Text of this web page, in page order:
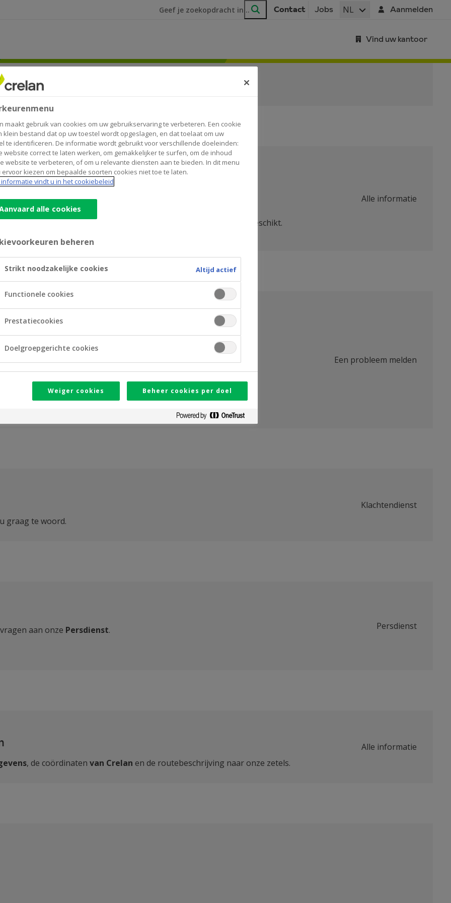
Ik ben op zoek naar
Zoeken
Contact Jobs NL Aanmelden
Vind uw kantoor
en fraude
170 170
te blokkeren indien u vreest dat iemand over uw kaartgegevens beschikt.
Alle informatie
Desk
ofCrelan Mobile?
verder op02 558 78 88
8.30 tot 16.30
en banksluitingsdagen)
Een probleem melden
graag te woord.
Klachtendienst
aan onze Persdienst. Persdienst
, de coördinaten van Crelan en de routebeschrijving naar onze zetels.
Alle informatie
maakt gebruik van cookies om uw gebruikservaring te verbeteren. Een cookie
klein bestand dat op uw toestel wordt opgeslagen, en dat toelaat om uw
te identificeren. De informatie wordt gebruikt voor verschillende doeleinden:
website correct te laten werken, om gemakkelijker te surfen, om de inhoud
website te verbeteren, of om u relevante diensten aan te bieden. In dit menu
ervoor kiezen om bepaalde soorten cookies niet toe te laten.
vindt u in het cookiebeleid
alle cookies
beheren
Strikt noodzakelijke cookies Altijd actief
Functionele cookies
Prestatiecookies
Doelgroepgerichte cookies
Weiger cookies Beheer cookies per doel